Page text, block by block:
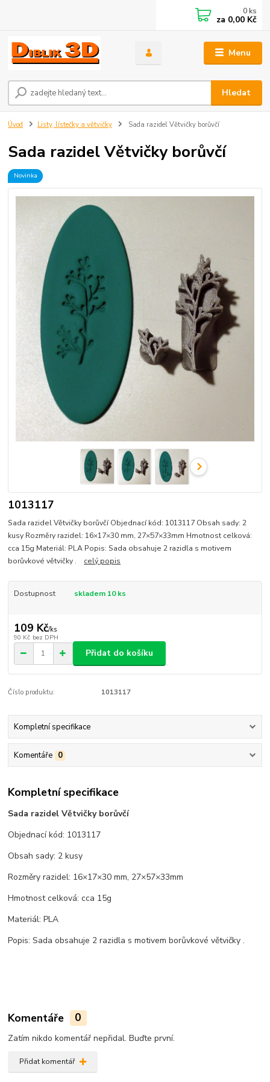
Menu
Hledat
0 ks
za 0,00 Kč
Úvod Listy, lístečky a větvičky Sada razidel Větvičky borůvčí
Sada razidel Větvičky borůvčí
Novinka
1013117
Sada razidel Větvičky borůvčí Objednací kód: 1013117 Obsah sady: 2
kusy Rozměry razidel: 16×17×30 mm, 27×57×33mm Hmotnost celková:
cca 15g Materiál: PLA Popis: Sada obsahuje 2 razidla s motivem
borůvkové větvičky . celý popis
Dostupnost skladem 10 ks
109 Kč/ks
90 Kč bez DPH
Přidat do košíku
Číslo produktu: 1013117
Kompletní specifikace
Komentáře 0
Kompletní specifikace
Sada razidel Větvičky borůvčí
Objednací kód: 1013117
Obsah sady: 2 kusy
Rozměry razidel: 16×17×30 mm, 27×57×33mm
Hmotnost celková: cca 15g
Materiál: PLA
Popis: Sada obsahuje 2 razidla s motivem borůvkové větvičky .
Komentáře 0
Zatím nikdo komentář nepřidal. Buďte první.
Přidat komentář